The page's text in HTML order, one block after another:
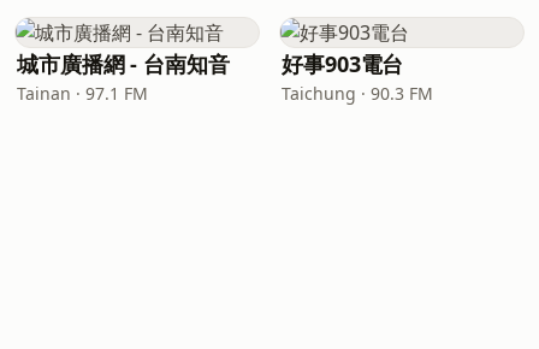
城市廣播網 - 台南知音
Tainan · 97.1 FM
好事903電台
Taichung · 90.3 FM